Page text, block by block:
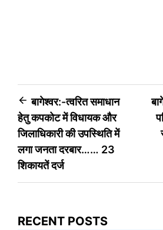
Post
navigation
बागेश्वर:-त्वरित समाधान
हेतु कपकोट में विधायक और
जिलाधिकारी की उपस्थिति में
लगा जनता दरबार…… 23
शिकायतें दर्ज
RECENT POSTS